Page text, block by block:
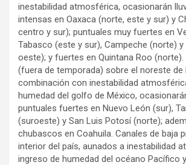
inestabilidad atmosférica, ocasionarán
intensas en Oaxaca (norte, este y sur) y
centro y sur); puntuales muy fuertes en
Tabasco (este y sur), Campeche (norte)
oeste); y fuertes en Quintana Roo
(fuera de temporada) sobre el noreste de
combinación con inestabilidad
humedad del golfo de México,
puntuales fuertes en Nuevo León (sur),
(suroeste) y San Luis Potosí (norte);
chubascos en Coahuila. Canales de baja
interior del país, aunados a inestabilidad
ingreso de humedad del océano Pacífico